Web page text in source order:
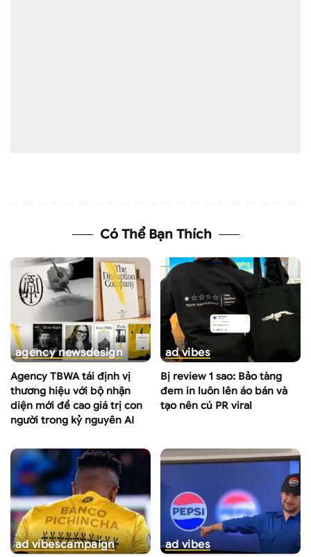
Có Thể Bạn Thích
agency newsdesign
Agency TBWA tái định vị
thương hiệu với bộ nhận
diện mới đề cao giá trị con
người trong kỷ nguyên AI
ad vibes
Bị review 1 sao: Bảo tàng
đem in luôn lên áo bán và
tạo nên cú PR viral
ad vibescampaign ad vibes